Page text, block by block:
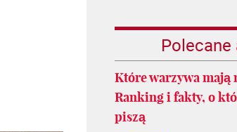
Polecane
Które warzywa mają
Ranking i fakty, o
piszą